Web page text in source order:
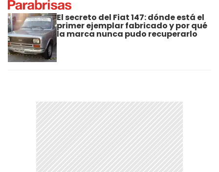
El secreto del Fiat 147: dónde está el
primer ejemplar fabricado y por qué
la marca nunca pudo recuperarlo